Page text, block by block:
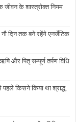
जीवन के शास्त्रोक्त नियम
दिन तक बने रहेंगे एनर्जेटिक
और पितृ सम्पूर्ण तर्पण विधि
किसने किया था श्राद्ध,